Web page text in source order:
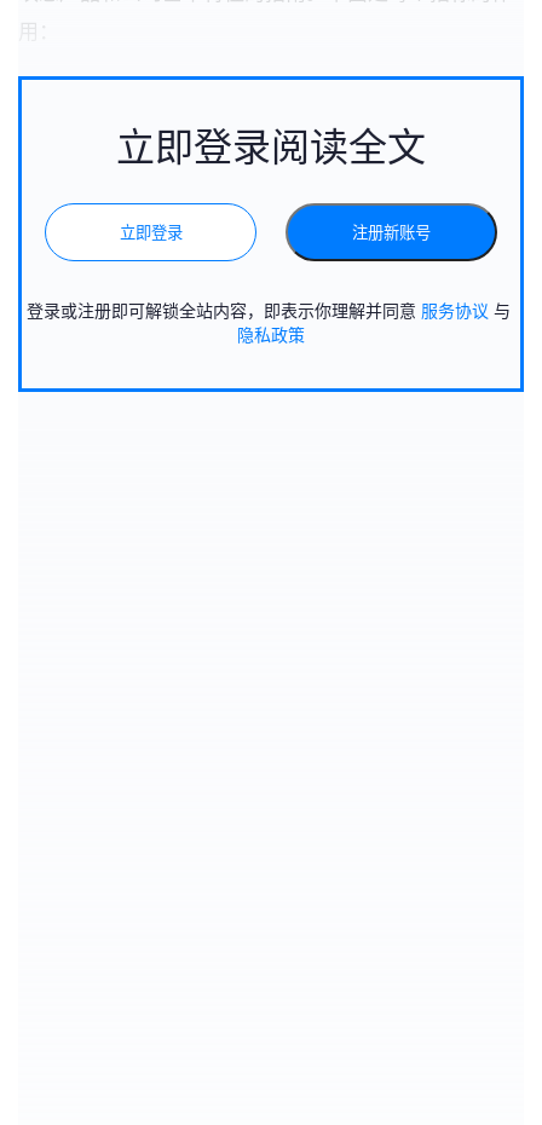
用：
立即登录阅读全文
立即登录 注册新账号
登录或注册即可解锁全站内容，即表示你理解并同意 服务协议 与
隐私政策